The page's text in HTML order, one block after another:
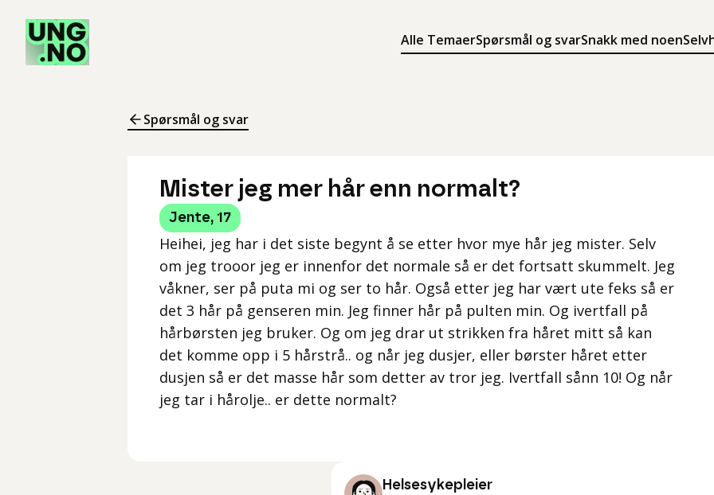
Alle TemaerSpørsmål og svarSnakk med noen
Søk
Meny
Spørsmål og svar
Mister jeg mer hår enn normalt?
Jente, 17
Heihei, jeg har i det siste begynt å se etter hvor mye hår jeg mister. Selv
om jeg trooor jeg er innenfor det normale så er det fortsatt skummelt. Jeg
våkner, ser på puta mi og ser to hår. Også etter jeg har vært ute feks så er
det 3 hår på genseren min. Jeg finner hår på pulten min. Og ivertfall på
hårbørsten jeg bruker. Og om jeg drar ut strikken fra håret mitt så kan
det komme opp i 5 hårstrå.. og når jeg dusjer, eller børster håret etter
dusjen så er det masse hår som detter av tror jeg. Ivertfall sånn 10! Og når
jeg tar i hårolje.. er dette normalt?
Helsesykepleier